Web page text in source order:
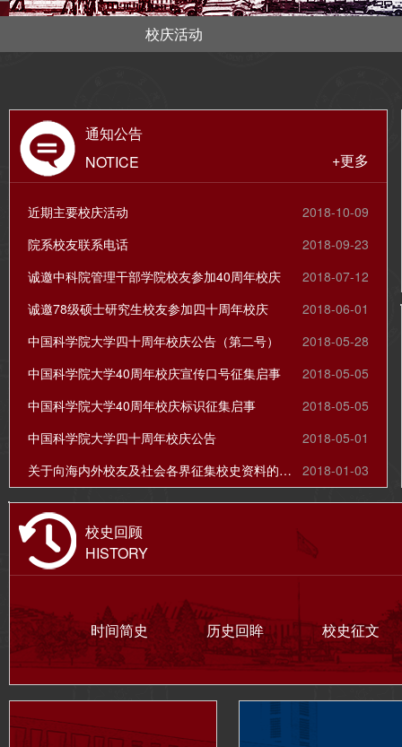
校庆活动
通知公告
NOTICE
+更多
2018-10-09
近期主要校庆活动
2018-09-23
院系校友联系电话
2018-07-12
诚邀中科院管理干部学院校友参加40周年校庆
2018-06-01
诚邀78级硕士研究生校友参加四十周年校庆
2018-05-28
中国科学院大学四十周年校庆公告（第二号）
2018-05-05
中国科学院大学40周年校庆宣传口号征集启事
2018-05-05
中国科学院大学40周年校庆标识征集启事
2018-05-01
中国科学院大学四十周年校庆公告
2018-01-03
关于向海内外校友及社会各界征集校史资料的公告
校史回顾
HISTORY
时间简史 历史回眸 校史征文